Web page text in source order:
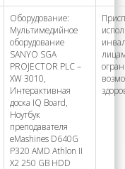
Оборудование:
Мультимедийное
оборудование
SANYO SGA
PROJECTOR PLC –
XW 3010,
Интерактивная
доска IQ Board,
Ноутбук
преподавателя
eMashines D640G
P320 AMD Athlon II
X2 250 GB HDD